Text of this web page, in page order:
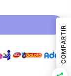
COMPARTIR